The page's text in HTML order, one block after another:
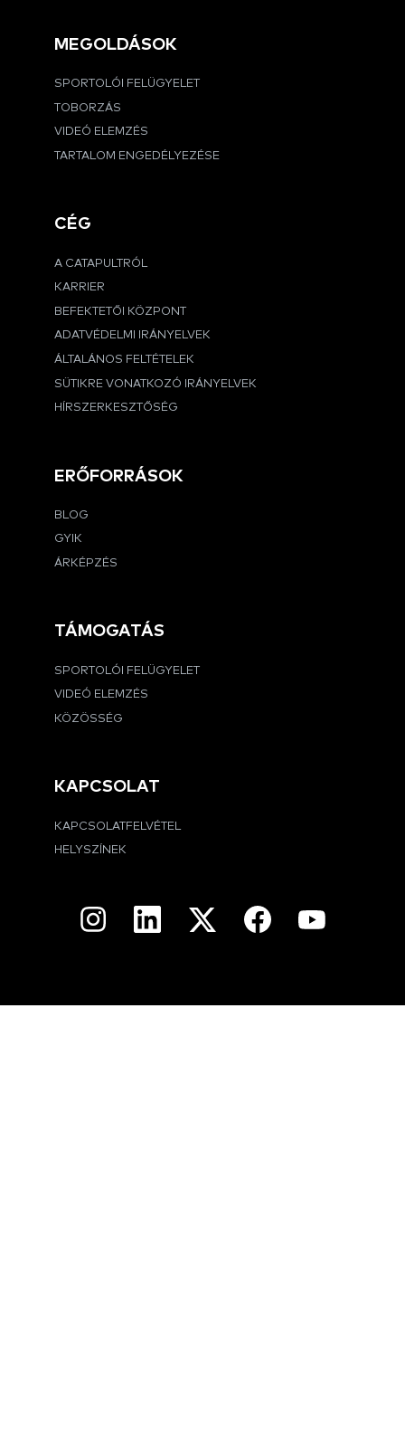
MEGOLDÁSOK
SPORTOLÓI FELÜGYELET
TOBORZÁS
VIDEÓ ELEMZÉS
TARTALOM ENGEDÉLYEZÉSE
CÉG
A CATAPULTRÓL
KARRIER
BEFEKTETŐI KÖZPONT
ADATVÉDELMI IRÁNYELVEK
ÁLTALÁNOS FELTÉTELEK
SÜTIKRE VONATKOZÓ IRÁNYELVEK
HÍRSZERKESZTŐSÉG
ERŐFORRÁSOK
BLOG
GYIK
ÁRKÉPZÉS
TÁMOGATÁS
SPORTOLÓI FELÜGYELET
VIDEÓ ELEMZÉS
KÖZÖSSÉG
KAPCSOLAT
KAPCSOLATFELVÉTEL
HELYSZÍNEK